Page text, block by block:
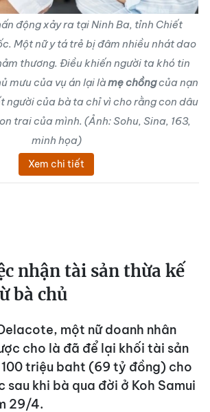
động xảy ra tại Ninh Ba, tỉnh Chiết
Một nữ y tá trẻ bị đâm nhiều nhát dao
thương. Điều khiến người ta khó tin
mưu của vụ án lại làmẹ chồngcủa nạn
người của bà ta chỉ vì cho rằngcon dâu
trai của mình. (Ảnh: Sohu, Sina, 163,
minh họa)
Xem chi tiết
nhận tài sản thừa kế
bà chủ
một nữ doanh nhân
cho là đã để lại khối tài sản
triệu baht (69 tỷ đồng) cho
sau khi bà qua đời ở Koh Samui
29/4.